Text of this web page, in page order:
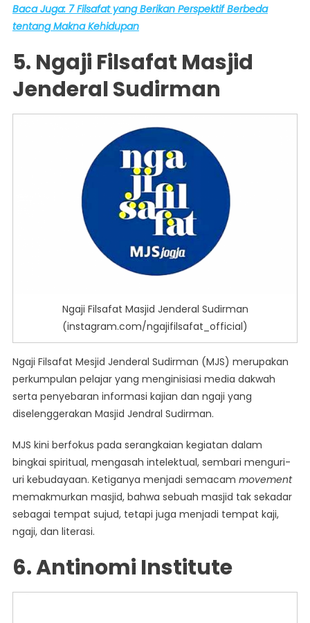
Baca Juga: 7 Filsafat yang Berikan Perspektif Berbeda
tentang Makna Kehidupan
5. Ngaji Filsafat Masjid
Jenderal Sudirman
Ngaji Filsafat Masjid Jenderal Sudirman
(instagram.com/ngajifilsafat_official)
Ngaji Filsafat Mesjid Jenderal Sudirman (MJS) merupakan
perkumpulan pelajar yang menginisiasi media dakwah
serta penyebaran informasi kajian dan ngaji yang
diselenggerakan Masjid Jendral Sudirman.
MJS kini berfokus pada serangkaian kegiatan dalam
bingkai spiritual, mengasah intelektual, sembari menguri-
uri kebudayaan. Ketiganya menjadi semacam movement
memakmurkan masjid, bahwa sebuah masjid tak sekadar
sebagai tempat sujud, tetapi juga menjadi tempat kaji,
ngaji, dan literasi.
6. Antinomi Institute